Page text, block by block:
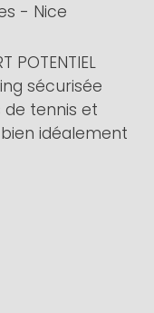
- Nice
POTENTIEL
sécurisée
de tennis et
idéalement